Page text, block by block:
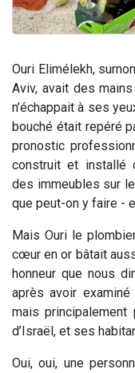
Ouri Elimélekh,
Aviv, avait des
n’échappait à ses
bouché était repéré
pronostic
construit et installé
des immeubles sur
que peut-on y faire -
Mais Ouri le
cœur en or bâtait
honneur que nous
après avoir
mais
d’Israël, et ses
Oui, oui, une